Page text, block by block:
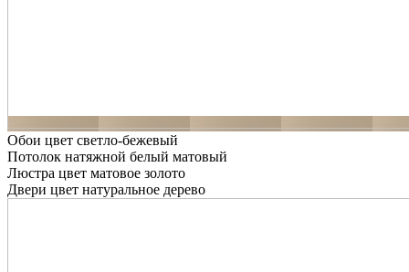
Обои цвет светло-бежевый
Потолок натяжной белый матовый
Люстра цвет матовое золото
Двери цвет натуральное дерево